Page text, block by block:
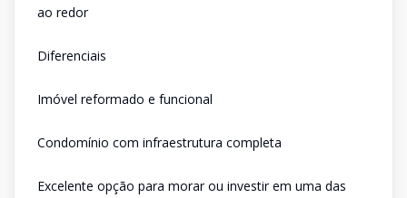
ao redor
Diferenciais
Imóvel reformado e funcional
Condomínio com infraestrutura completa
Excelente opção para morar ou investir em uma das